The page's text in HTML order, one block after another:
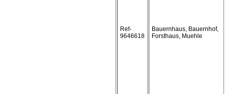
Ref-
9646618
Bauernhaus, Bauernhof,
Forsthaus, Muehle